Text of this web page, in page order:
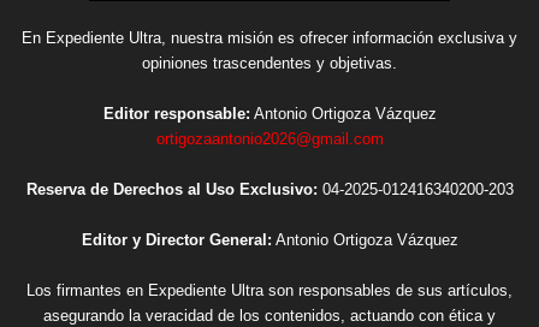
En Expediente Ultra, nuestra misión es ofrecer información exclusiva y
opiniones trascendentes y objetivas.
Editor responsable: Antonio Ortigoza Vázquez
ortigozaantonio2026@gmail.com
Reserva de Derechos al Uso Exclusivo: 04-2025-012416340200-203
Editor y Director General: Antonio Ortigoza Vázquez
Los firmantes en Expediente Ultra son responsables de sus artículos,
asegurando la veracidad de los contenidos, actuando con ética y